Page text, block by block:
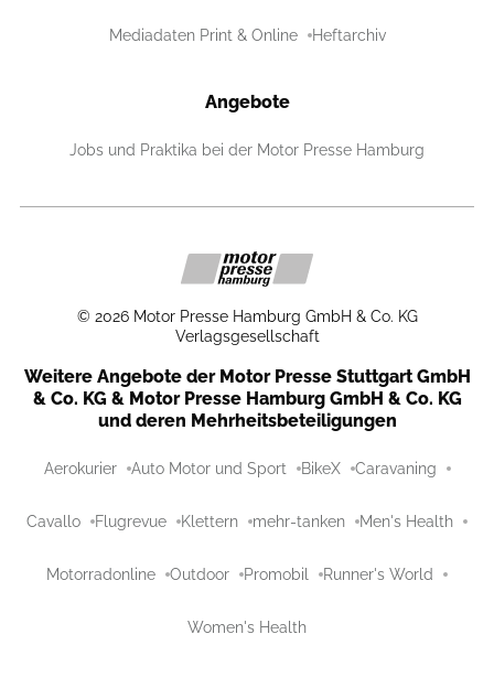
Mediadaten Print & Online Heftarchiv
Angebote
Jobs und Praktika bei der Motor Presse Hamburg
© 2026 Motor Presse Hamburg GmbH & Co. KG
Verlagsgesellschaft
Weitere Angebote der Motor Presse Stuttgart GmbH
& Co. KG & Motor Presse Hamburg GmbH & Co. KG
und deren Mehrheitsbeteiligungen
Aerokurier Auto Motor und Sport BikeX Caravaning
Cavallo Flugrevue Klettern mehr-tanken Men's Health
Motorradonline Outdoor Promobil Runner's World
Women's Health